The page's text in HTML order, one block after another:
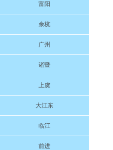
富阳
余杭
广州
诸暨
上虞
大江东
临江
前进